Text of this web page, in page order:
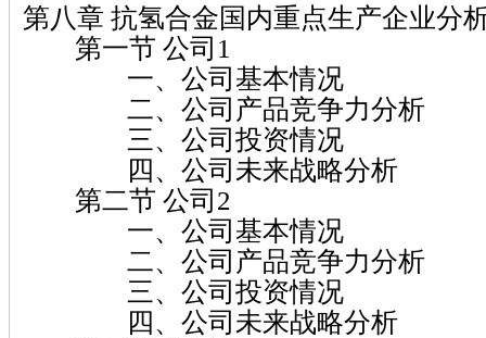
第八章 抗氢合金国内重点生产企业分
第一节 公司1
一、公司基本情况
二、公司产品竞争力分析
三、公司投资情况
四、公司未来战略分析
第二节 公司2
一、公司基本情况
二、公司产品竞争力分析
三、公司投资情况
四、公司未来战略分析